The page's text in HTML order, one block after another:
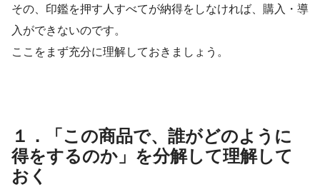
その、印鑑を押す人すべてが納得をしなければ、購入・導
入ができないのです。
ここをまず充分に理解しておきましょう。
１．「この商品で、誰がどのように
得をするのか」を分解して理解して
おく